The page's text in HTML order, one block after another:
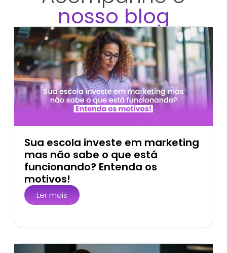
nosso blog
Sua escola investe em marketing
mas não sabe o que está
funcionando? Entenda os
motivos!
Ler mais